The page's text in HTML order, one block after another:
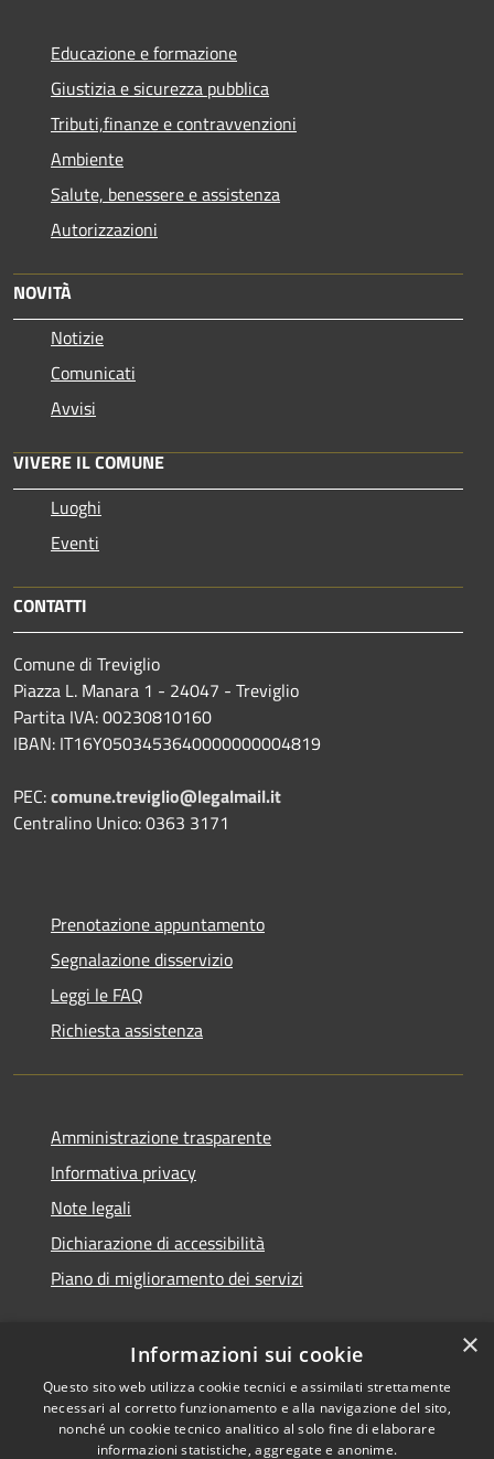
Educazione e formazione
Giustizia e sicurezza pubblica
Tributi,finanze e contravvenzioni
Ambiente
Salute, benessere e assistenza
Autorizzazioni
NOVITÀ
Notizie
Comunicati
Avvisi
VIVERE IL COMUNE
Luoghi
Eventi
CONTATTI
Comune di Treviglio
Piazza L. Manara 1 - 24047 - Treviglio
Partita IVA: 00230810160
IBAN: IT16Y0503453640000000004819
PEC:comune.treviglio@legalmail.it
Centralino Unico: 0363 3171
Prenotazione appuntamento
Segnalazione disservizio
Leggi le FAQ
Richiesta assistenza
Amministrazione trasparente
Informativa privacy
Note legali
Dichiarazione di accessibilità
Piano di miglioramento dei servizi
RSS
Accessibilità
Privacy
Copyright © 2026 • Comune di
Treviglio • Powered by
Municipium•Accesso
×
Informazioni sui cookie
Questo sito web utilizza cookie tecnici e assimilati strettamente
necessari al corretto funzionamento e alla navigazione del sito,
nonché un cookie tecnico analitico al solo fine di elaborare
informazioni statistiche, aggregate e anonime.